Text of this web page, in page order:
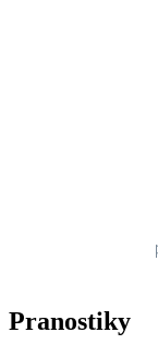
Pranostiky